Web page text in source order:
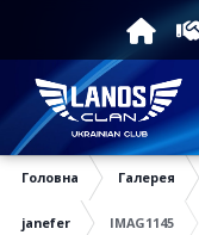
Головна Галерея
janefer IMAG1145